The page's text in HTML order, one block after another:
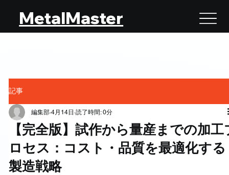
MetalMaster
記事
【完全版】試作から量産までの加工
ロセス：コスト・品質を最適化する
製造戦略
編集部 4月14日 読了時間: 0分